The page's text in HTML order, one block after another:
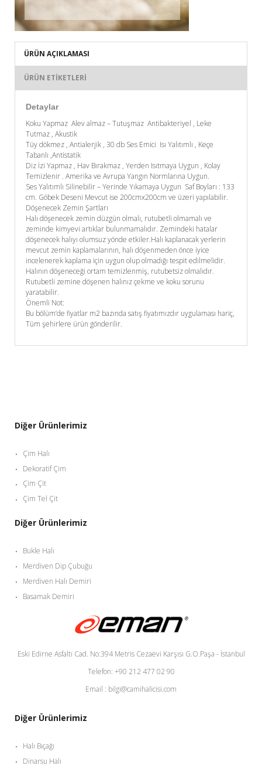
ÜRÜN AÇIKLAMASI
ÜRÜN ETIKETLERI
Detaylar
Koku Yapmaz Alev almaz – Tutuşmaz Antibakteriyel , Leke
Tutmaz , Akustik
Tüy dökmez , Antialerjik , 30 db Ses Emici Isı Yalıtımlı , Keçe
Tabanlı ,Antistatik
Diz İzi Yapmaz , Hav Bırakmaz , Yerden Isıtmaya Uygun , Kolay
Temizlenir . Amerika ve Avrupa Yangın Normlarına Uygun.
Ses Yalıtımlı Silinebilir – Yerinde Yıkamaya Uygun Saf Boyları : 133
cm. Göbek Deseni Mevcut ise 200cmx200cm ve üzeri yapılabilir.
Döşenecek Zemin Şartları
Halı döşenecek zemin düzgün olmalı, rutubetli olmamalı ve
zeminde kimyevi artıklar bulunmamalıdır. Zemindeki hatalar
döşenecek halıyı olumsuz yönde etkiler.Halı kaplanacak yerlerin
mevcut zemin kaplamalarının, halı döşenmeden önce iyice
incelenerek kaplama için uygun olup olmadığı tespit edilmelidir.
Halının döşeneceği ortam temizlenmiş, rutubetsiz olmalıdır.
Rutubetli zemine döşenen halınız çekme ve koku sorunu
yaratabilir.
Önemli Not:
Bu bölüm’de fiyatlar m2 bazında satış fiyatımızdır uygulaması hariç,
Tüm şehirlere ürün gönderilir.
Diğer Ürünlerimiz
Çim Halı
Dekoratif Çim
Çim Çit
Çim Tel Çit
Diğer Ürünlerimiz
Bukle Halı
Merdiven Dip Çubuğu
Merdiven Halı Demiri
Basamak Demiri
Eski Edirne Asfaltı Cad. No:394 Metris Cezaevi Karşısı G.O.Paşa - İstanbul
Telefon: +90 212 477 02 90
Email : bilgi@camihalicisi.com
Diğer Ürünlerimiz
Halı Bıçağı
Dinarsu Halı